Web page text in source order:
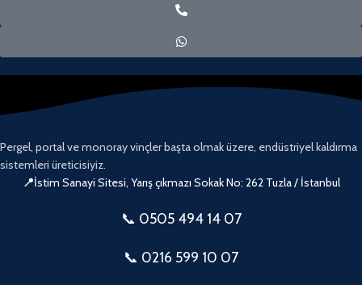
Pergel, portal ve monoray vinçler başta olmak üzere, endüstriyel kaldırma
sistemleri üreticisiyiz.
📍İstim Sanayi Sitesi, Yarış çıkmazı Sokak No: 262 Tuzla / İstanbul
📞 0505 494 14 07
📞 0216 599 10 07